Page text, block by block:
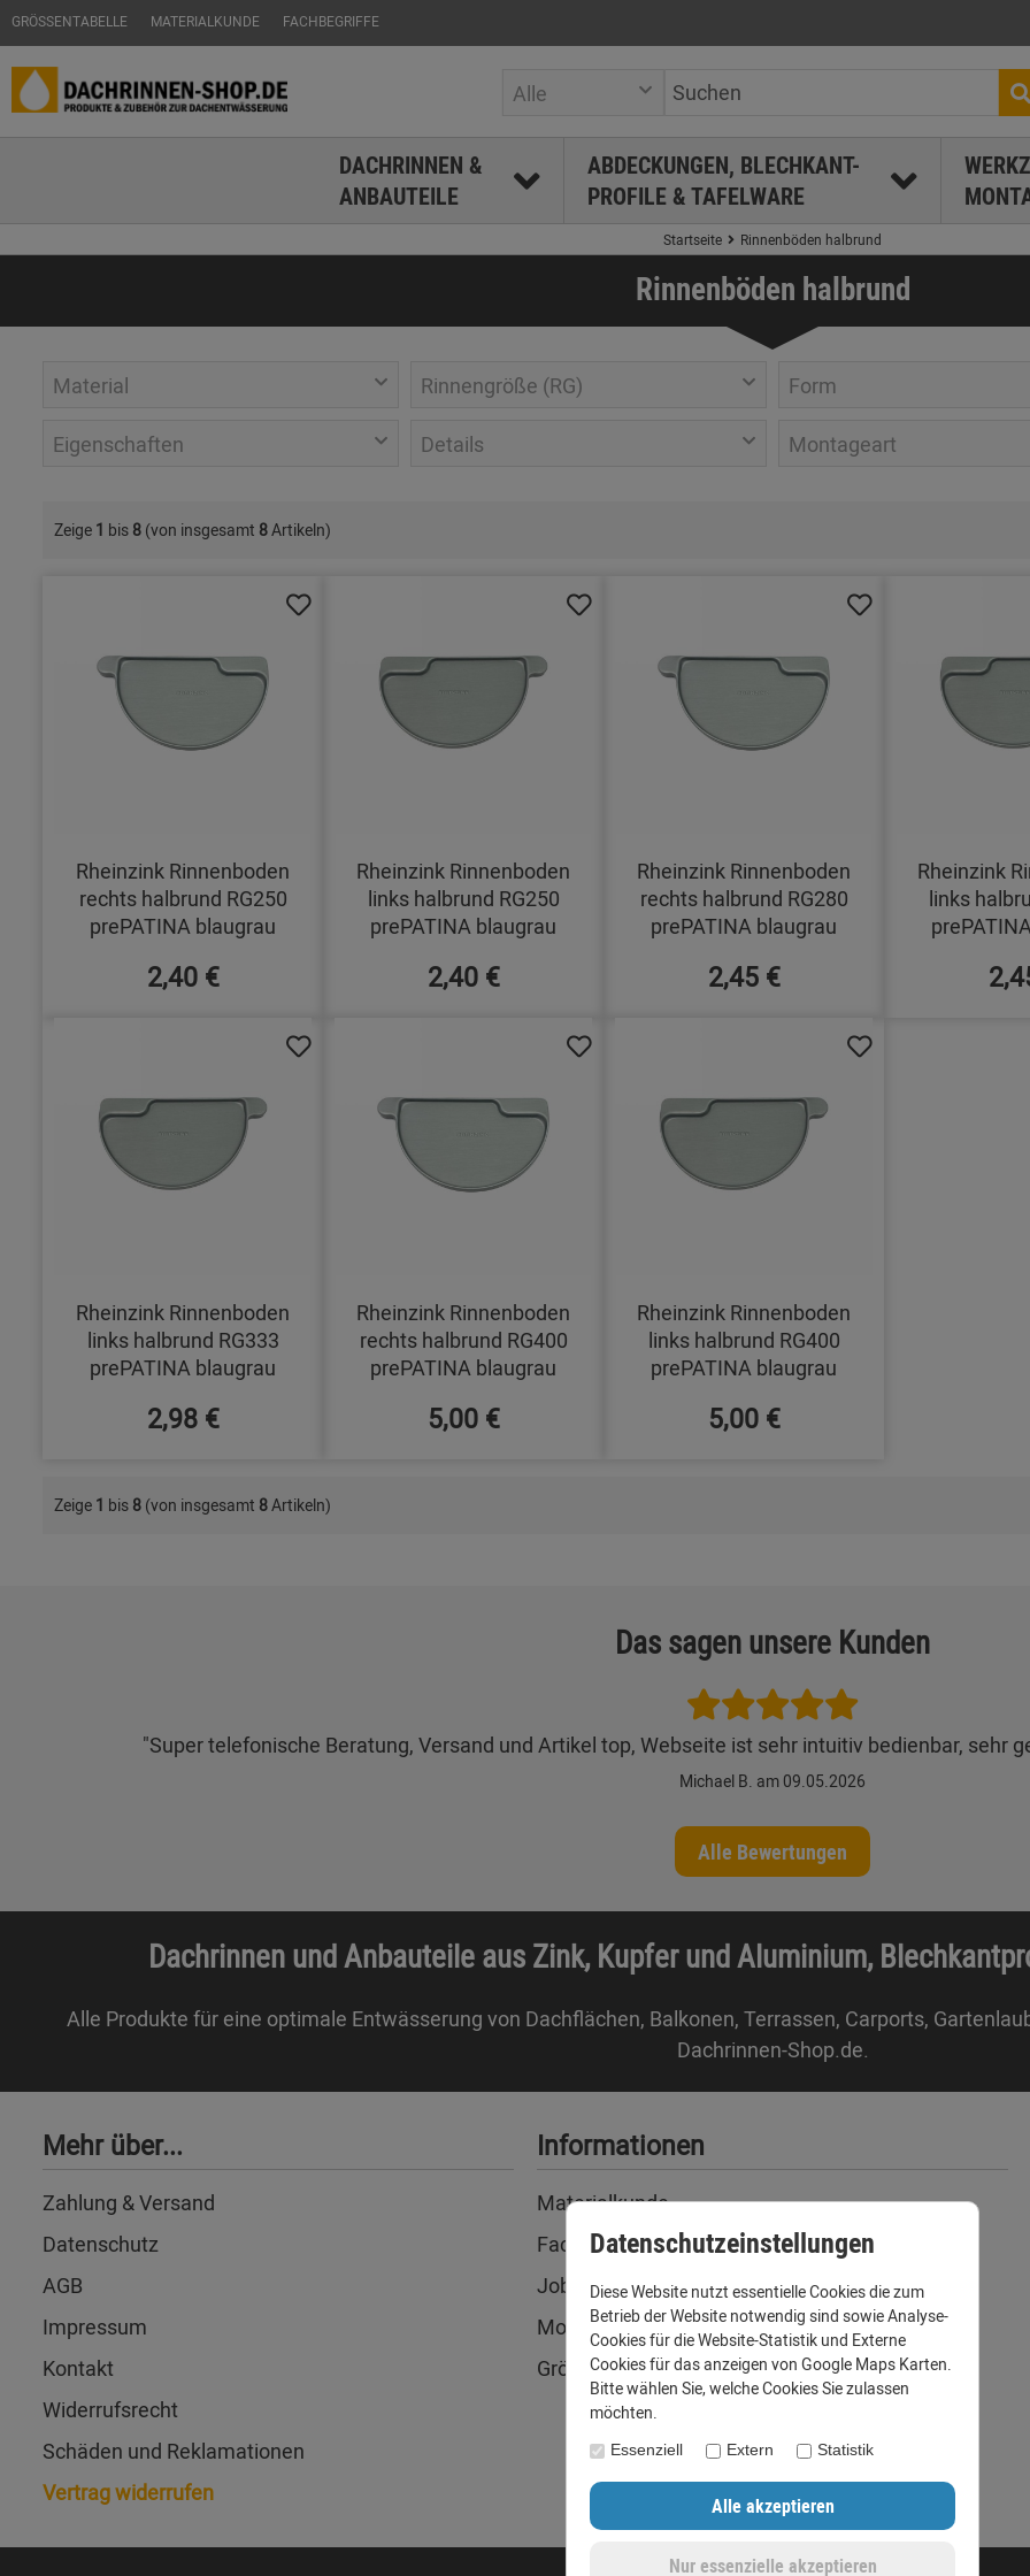
GRÖSSENTABELLE MATERIALKUNDE FACHBEGRIFFE
Alle
DACHRINNEN &
ANBAUTEILE
ABDECKUNGEN, BLECHKANT-
PROFILE & TAFELWARE
Startseite Rinnenböden halbrund
Rinnenböden halbrund
Material Rinnengröße (RG) Form
Eigenschaften Details Montageart
Zeige 1 bis 8 (von insgesamt 8Artikeln)
Rheinzink Rinnenboden
rechts halbrund RG250
prePATINA blaugrau
2,40 €
Rheinzink Rinnenboden
links halbrund RG250
prePATINA blaugrau
2,40 €
Rheinzink Rinnenboden
rechts halbrund RG280
prePATINA blaugrau
2,45 €
Rheinzink
links
Rheinzink Rinnenboden
links halbrund RG333
prePATINA blaugrau
2,98 €
Rheinzink Rinnenboden
rechts halbrund RG400
prePATINA blaugrau
5,00 €
Rheinzink Rinnenboden
links halbrund RG400
prePATINA blaugrau
5,00 €
Zeige 1 bis 8 (von insgesamt 8Artikeln)
Das sagen unsere Kunden
"Super telefonische Beratung, Versand und Artikel top, Webseite ist sehr intuitiv bedienbar, sehr
Michael B. am 09.05.2026
Alle Bewertungen
Dachrinnen und Anbauteile aus Zink, Kupfer und Aluminium,
Alle Produkte für eine optimale Entwässerung von Dachflächen, Balkonen, Terrassen, Carports,
Dachrinnen-Shop.de.
Mehr über...
Zahlung & Versand
Datenschutz
AGB
Impressum
Kontakt
Widerrufsrecht
Schäden und Reklamationen
Vertrag widerrufen
Informationen
Materialkunde
Fachbegriffe
Jobs
Montage und Installationshilfen
Größentabelle
Datenschutzeinstellungen
Diese Website nutzt essentielle Cookies die zum
Betrieb der Website notwendig sind sowie Analyse-
Cookies für die Website-Statistik und Externe
Cookies für das anzeigen von Google Maps Karten.
Bitte wählen Sie, welche Cookies Sie zulassen
möchten.
Essenziell Extern Statistik